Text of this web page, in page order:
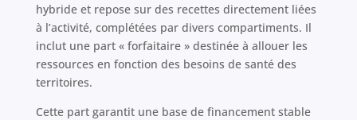
hybride et repose sur des recettes directement liées
à l’activité, complétées par divers compartiments. Il
inclut une part « forfaitaire » destinée à allouer les
ressources en fonction des besoins de santé des
territoires.
Cette part garantit une base de financement stable